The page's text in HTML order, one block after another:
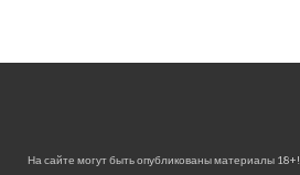
На сайте могут быть опубликованы материалы 18+!